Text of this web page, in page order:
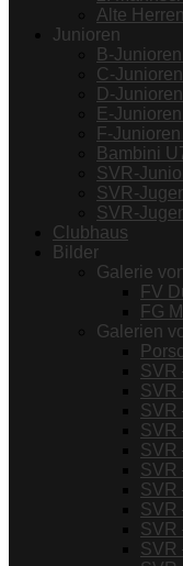
Alte Herren
Junioren
B-
C-
D-
E-Junioren
F-
Bambini
SVR-
SVR-
SVR-
Clubhaus
Bilder
Galerie
FV
FG
Galerien
SVR
SVR
SVR
SVR
SVR
SVR
SVR
SVR
SVR
SVR